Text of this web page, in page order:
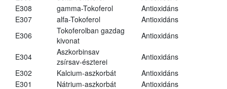
E308
gamma-Tokoferol
Antioxidáns
E307
alfa-Tokoferol
Antioxidáns
E306
Tokoferolban gazdag
kivonat
Antioxidáns
E304
Aszkorbinsav
zsírsav-észterei
Antioxidáns
E302
Kalcium-aszkorbát
Antioxidáns
E301
Nátrium-aszkorbát Antioxidáns